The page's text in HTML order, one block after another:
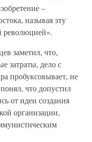
–
называя эту
революцией».
заметил, что,
затраты, дело с
пробуксовывает, не
что допустил
от идеи создания
организации,